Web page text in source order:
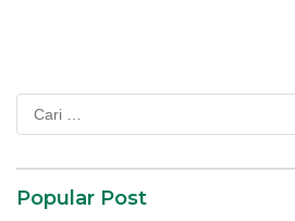
Cari
untuk:
Popular Post